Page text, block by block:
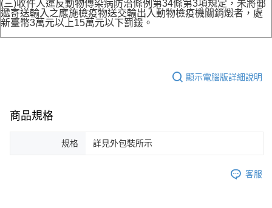
(三)收件人違反動物傳染病防治條例第34條第3項規定，未將郵
遞寄送輸入之應施檢疫物送交輸出入動物檢疫機關銷燬者，處
新臺幣3萬元以上15萬元以下罰鍰。
顯示電腦版詳細說明
商品規格
規格 詳見外包裝所示
客服